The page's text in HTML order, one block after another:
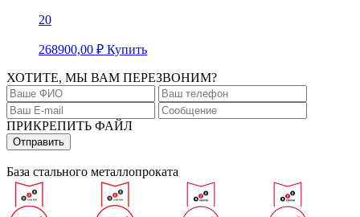
20
268900,00 ₽ Купить
ХОТИТЕ, МЫ ВАМ ПЕРЕЗВОНИМ?
ПРИКРЕПИТЬ ФАЙЛ
База стального металлопроката